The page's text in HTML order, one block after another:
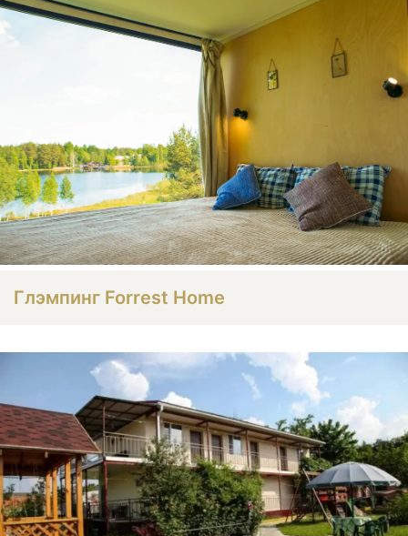
Глэмпинг Forrest Home